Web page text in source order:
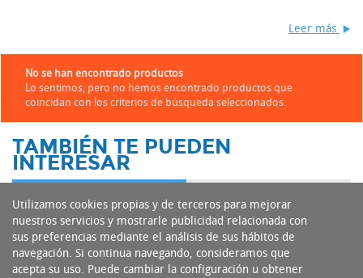
Leer más
No se han encontrado productos
Lo sentimos, pero no hemos encontrado productos que
coincidan con los criterios de búsqueda seleccionados.
TAMBIÉN TE PUEDEN
INTERESAR
Utilizamos cookies propias y de terceros para mejorar
nuestros servicios y mostrarle publicidad relacionada con
sus preferencias mediante el análisis de sus hábitos de
navegación. Si continua navegando, consideramos que
acepta su uso. Puede cambiar la configuración u obtener